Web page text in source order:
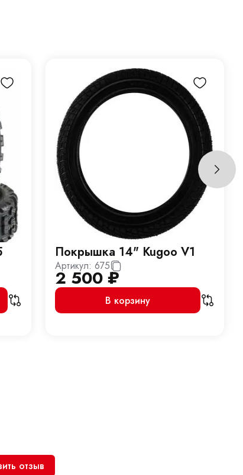
Покрышка 14" Kugoo V1
Артикул: 675
2 500₽
В корзину
отзыв